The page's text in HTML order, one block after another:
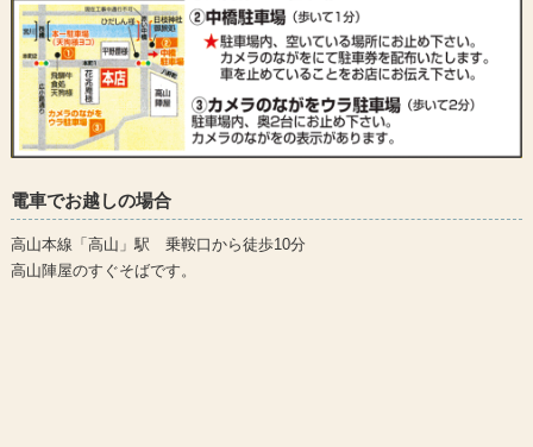
電車でお越しの場合
高山本線「高山」駅 乗鞍口から徒歩10分
高山陣屋のすぐそばです。